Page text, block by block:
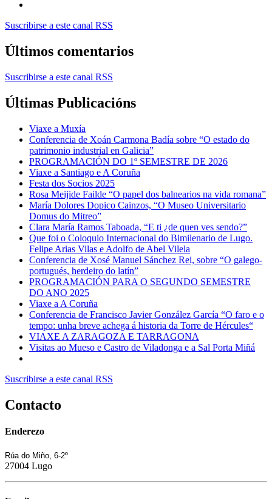
Suscribirse a este canal RSS
Últimos comentarios
Suscribirse a este canal RSS
Últimas Publicacións
Viaxe a Muxía
Conferencia de Xoán Carmona Badía sobre “O estado do
patrimonio industrial en Galicia”
PROGRAMACIÓN DO 1º SEMESTRE DE 2026
Viaxe a Santiago e A Coruña
Festa dos Socios 2025
Rosa Meijide Failde “O papel dos balnearios na vida romana”
María Dolores Dopico Cainzos, “O Museo Universitario
Domus do Mitreo”
Clara María Ramos Taboada, “E ti ¿de quen ves sendo?”
Que foi o Coloquio Internacional do Bimilenario de Lugo.
Felipe Arias Vilas e Adolfo de Abel Vilela
Conferencia de Xosé Manuel Sánchez Rei, sobre “O galego-
portugués, herdeiro do latín”
PROGRAMACIÓN PARA O SEGUNDO SEMESTRE
DO ANO 2025
Viaxe a A Coruña
Conferencia de Francisco Javier González García “O faro e o
tempo: unha breve achega á historia da Torre de Hércules“
VIAXE A ZARAGOZA E TARRAGONA
Visitas ao Mueso e Castro de Viladonga e a Sal Porta Miñá
Suscribirse a este canal RSS
Contacto
Enderezo
Rúa do Miño, 6-2º
27004 Lugo